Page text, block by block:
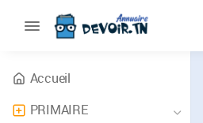
Accueil
PRIMAIRE